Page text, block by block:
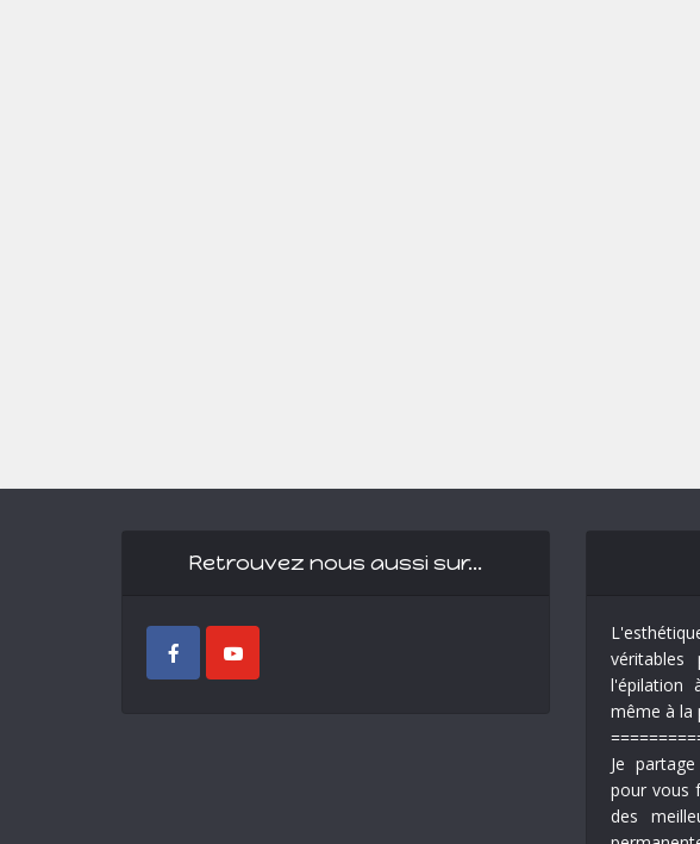
Retrouvez nous aussi sur…
l'épilation
même à la
Je
pour vous
des